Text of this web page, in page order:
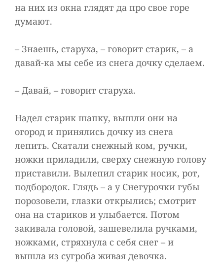
на них из окна глядят да про свое горе
думают.
– Знаешь, старуха, – говорит старик, – а
давай-ка мы себе из снега дочку сделаем.
– Давай, – говорит старуха.
Надел старик шапку, вышли они на
огород и принялись дочку из снега
лепить. Скатали снежный ком, ручки,
ножки приладили, сверху снежную голову
приставили. Вылепил старик носик, рот,
подбородок. Глядь – а у Снегурочки губы
порозовели, глазки открылись; смотрит
она на стариков и улыбается. Потом
закивала головой, зашевелила ручками,
ножками, стряхнула с себя снег – и
вышла из сугроба живая девочка.